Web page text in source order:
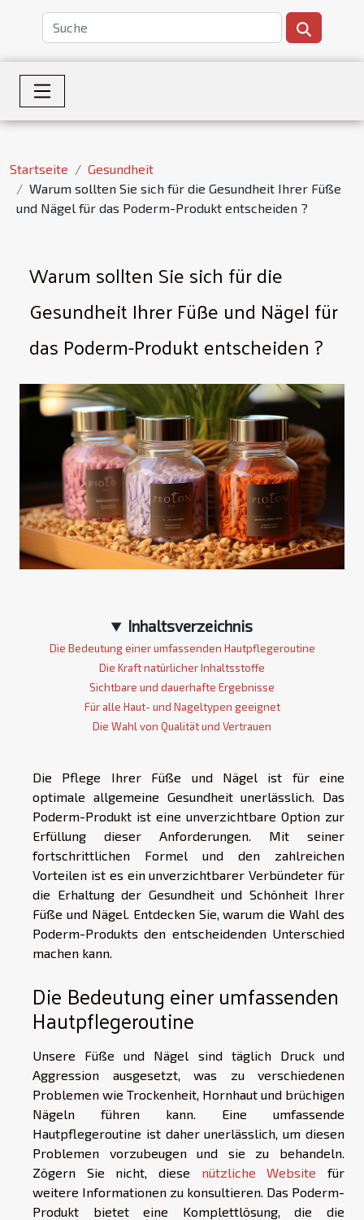
Startseite
Gesundheit
Warum sollten Sie sich für die Gesundheit Ihrer Füße
und Nägel für das Poderm-Produkt entscheiden ?
Warum sollten Sie sich für die
Gesundheit Ihrer Füße und Nägel für
das Poderm-Produkt entscheiden ?
Inhaltsverzeichnis
Die Bedeutung einer umfassenden Hautpflegeroutine
Die Kraft natürlicher Inhaltsstoffe
Sichtbare und dauerhafte Ergebnisse
Für alle Haut- und Nageltypen geeignet
Die Wahl von Qualität und Vertrauen
Die Pflege Ihrer Füße und Nägel ist für eine
optimale allgemeine Gesundheit unerlässlich. Das
Poderm-Produkt ist eine unverzichtbare Option zur
Erfüllung dieser Anforderungen. Mit seiner
fortschrittlichen Formel und den zahlreichen
Vorteilen ist es ein unverzichtbarer Verbündeter für
die Erhaltung der Gesundheit und Schönheit Ihrer
Füße und Nägel. Entdecken Sie, warum die Wahl des
Poderm-Produkts den entscheidenden Unterschied
machen kann.
Die Bedeutung einer umfassenden
Hautpflegeroutine
Unsere Füße und Nägel sind täglich Druck und
Aggression ausgesetzt, was zu verschiedenen
Problemen wie Trockenheit, Hornhaut und brüchigen
Nägeln führen kann. Eine umfassende
Hautpflegeroutine ist daher unerlässlich, um diesen
Problemen vorzubeugen und sie zu behandeln.
Zögern Sie nicht, diese nützliche Website für
weitere Informationen zu konsultieren. Das Poderm-
Produkt bietet eine Komplettlösung, die die